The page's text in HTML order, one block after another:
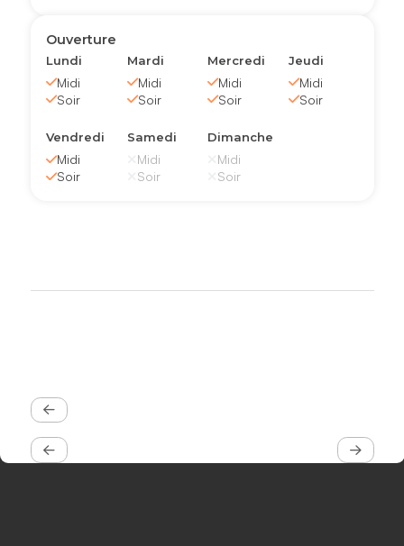
Ouverture
Lundi
Midi
Soir
Mardi
Midi
Soir
Mercredi
Midi
Soir
Jeudi
Midi
Soir
Vendredi
Midi
Soir
Samedi
Midi
Soir
Dimanche
Midi
Soir